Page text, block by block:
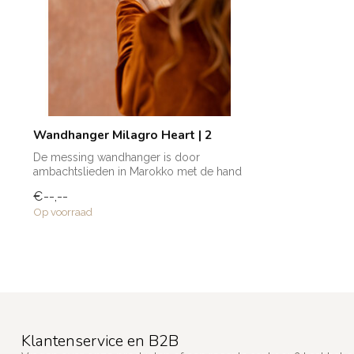
Wandhanger Milagro Heart | 2
De messing wandhanger is door
ambachtslieden in Marokko met de hand
€--,--
Op voorraad
Klantenservice en B2B